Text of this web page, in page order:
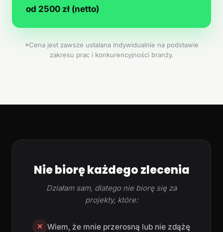
od 2500 zł (netto)
*Cena jest zawsze ustalana indywidualnie na podstawie
zakresu prac i konkurencyjności branży.
Nie biorę każdego zlecenia
Działam sam, dlatego nie biorę się za
projekty, które:
✕ Wiem, że mnie przerosną lub nie zdążę